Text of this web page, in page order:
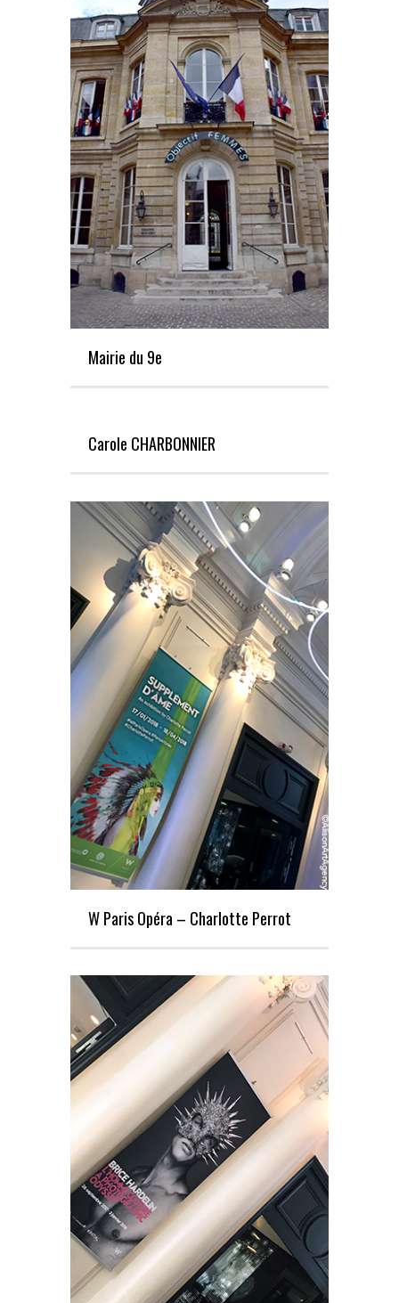
Mairie du 9e
Carole CHARBONNIER
W Paris Opéra – Charlotte Perrot